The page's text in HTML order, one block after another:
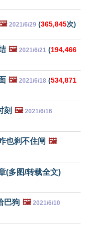
2021/6/29 (365,845次)
🖼️ 2021/6/21 (194,466
🖼️ 2021/6/18 (534,871
刻 🖼️ 2021/6/16
也刹不住闸 🖼️
(多图/转载全文)
巴狗 🖼️ 2021/6/10